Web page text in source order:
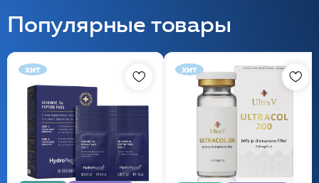
Популярные товары
хит хит